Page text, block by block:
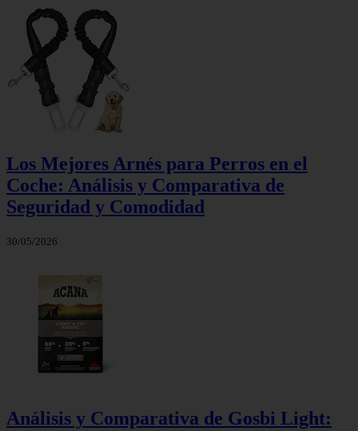
Los Mejores Arnés para Perros en el
Coche: Análisis y Comparativa de
Seguridad y Comodidad
30/05/2026
Análisis y Comparativa de Gosbi Light: